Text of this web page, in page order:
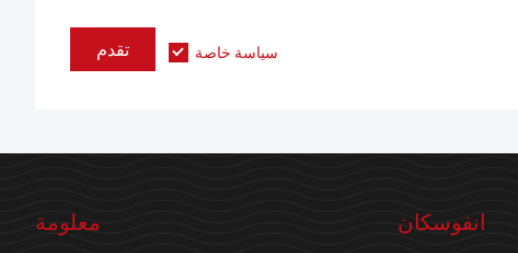
تقدم سياسة خاصة
معلومة انفوسكان